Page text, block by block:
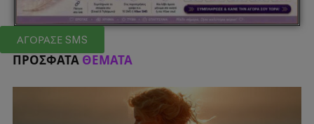
ΑΓΟΡΑΣΕ SMS
ΠΡΌΣΦΑΤΑ ΘΈΜΑΤΑ